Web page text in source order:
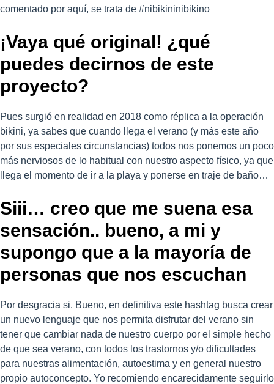
comentado por aquí, se trata de #nibikininibikino
¡Vaya qué original! ¿qué
puedes decirnos de este
proyecto?
Pues surgió en realidad en 2018 como réplica a la operación
bikini, ya sabes que cuando llega el verano (y más este año
por sus especiales circunstancias) todos nos ponemos un poco
más nerviosos de lo habitual con nuestro aspecto físico, ya que
llega el momento de ir a la playa y ponerse en traje de baño…
Siii… creo que me suena esa
sensación.. bueno, a mi y
supongo que a la mayoría de
personas que nos escuchan
Por desgracia si. Bueno, en definitiva este hashtag busca crear
un nuevo lenguaje que nos permita disfrutar del verano sin
tener que cambiar nada de nuestro cuerpo por el simple hecho
de que sea verano, con todos los trastornos y/o dificultades
para nuestras alimentación, autoestima y en general nuestro
propio autoconcepto. Yo recomiendo encarecidamente seguirlo